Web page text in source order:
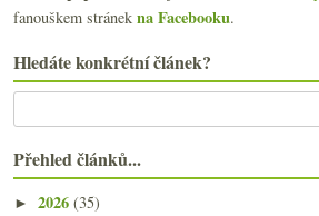
fanouškem stránek na Facebooku.
Hledáte konkrétní článek?
Přehled článků...
► 2026 (35)